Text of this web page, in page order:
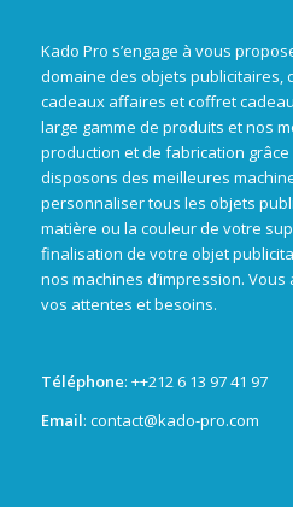
Kado Pro s’engage à vous
domaine des objets publicitaires,
cadeaux affaires et coffret
large gamme de produits et nos
production et de fabrication
disposons des meilleures
personnaliser tous les objets
matière ou la couleur de votre
finalisation de votre objet
nos machines d’impression.
vos attentes et besoins.
Téléphone: ++212 6 13 97 41 97
Email: contact@kado-pro.com